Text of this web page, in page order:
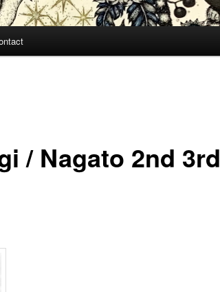
/ Nagato 2nd 3rd